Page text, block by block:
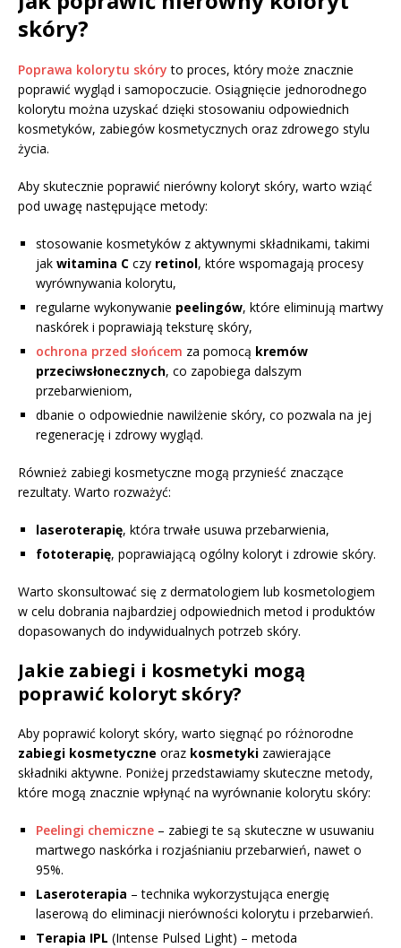
skóry?
Poprawa kolorytu skóry to proces, który może znacznie
poprawić wygląd i samopoczucie. Osiągnięcie jednorodnego
kolorytu można uzyskać dzięki stosowaniu odpowiednich
kosmetyków, zabiegów kosmetycznych oraz zdrowego stylu
życia.
Aby skutecznie poprawić nierówny koloryt skóry, warto wziąć
pod uwagę następujące metody:
stosowanie kosmetyków z aktywnymi składnikami, takimi
jak witamina C czy retinol, które wspomagają procesy
wyrównywania kolorytu,
regularne wykonywanie peelingów, które eliminują martwy
naskórek i poprawiają teksturę skóry,
ochrona przed słońcem za pomocą kremów
przeciwsłonecznych, co zapobiega dalszym
przebarwieniom,
dbanie o odpowiednie nawilżenie skóry, co pozwala na jej
regenerację i zdrowy wygląd.
Również zabiegi kosmetyczne mogą przynieść znaczące
rezultaty. Warto rozważyć:
laseroterapię, która trwałe usuwa przebarwienia,
fototerapię, poprawiającą ogólny koloryt i zdrowie skóry.
Warto skonsultować się z dermatologiem lub kosmetologiem
w celu dobrania najbardziej odpowiednich metod i produktów
dopasowanych do indywidualnych potrzeb skóry.
Jakie zabiegi i kosmetyki mogą
poprawić koloryt skóry?
Aby poprawić koloryt skóry, warto sięgnąć po różnorodne
zabiegi kosmetyczne oraz kosmetyki zawierające
składniki aktywne. Poniżej przedstawiamy skuteczne metody,
które mogą znacznie wpłynąć na wyrównanie kolorytu skóry:
Peelingi chemiczne – zabiegi te są skuteczne w usuwaniu
martwego naskórka i rozjaśnianiu przebarwień, nawet o
95%.
Laseroterapia – technika wykorzystująca energię
laserową do eliminacji nierówności kolorytu i przebarwień.
Terapia IPL (Intense Pulsed Light) – metoda